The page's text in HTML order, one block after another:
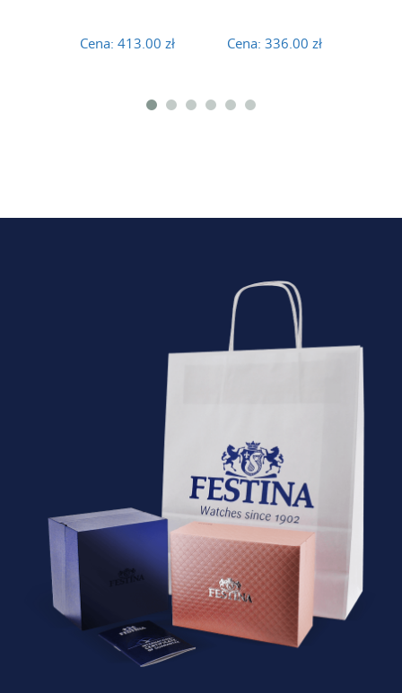
Cena: 413.00 zł Cena: 336.00 zł